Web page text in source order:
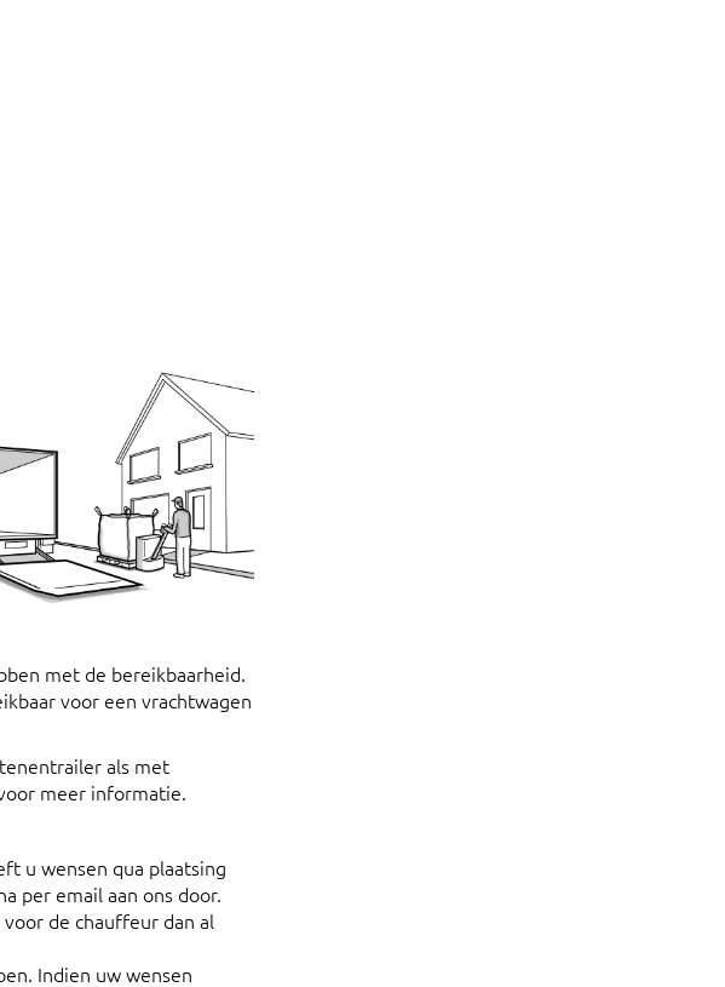
met de bereikbaarheid.
voor een vrachtwagen
als met
meer informatie.
u wensen qua plaatsing
per email aan ons door.
de chauffeur dan al
Indien uw wensen